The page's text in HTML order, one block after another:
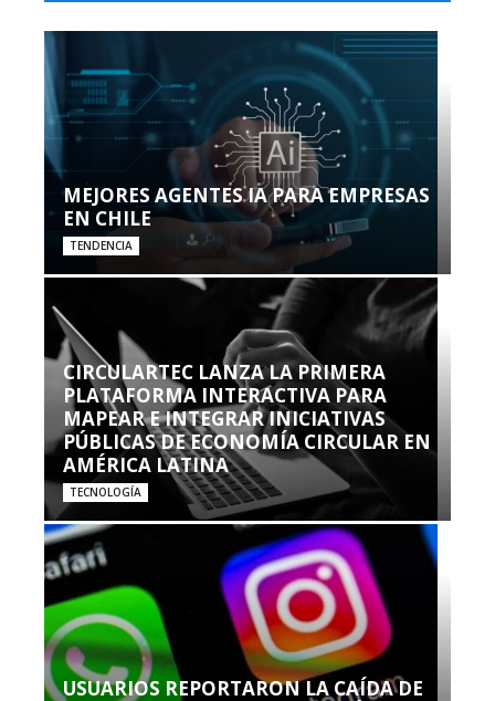
MEJORES AGENTES IA PARA EMPRESAS
EN CHILE
TENDENCIA
CIRCULARTEC LANZA LA PRIMERA
PLATAFORMA INTERACTIVA PARA
MAPEAR E INTEGRAR INICIATIVAS
PÚBLICAS DE ECONOMÍA CIRCULAR EN
AMÉRICA LATINA
TECNOLOGÍA
USUARIOS REPORTARON LA CAÍDA DE